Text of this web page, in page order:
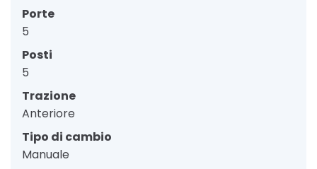
Porte
5
Posti
5
Trazione
Anteriore
Tipo di cambio
Manuale